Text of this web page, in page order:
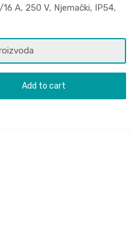
A, 250 V, Njemački, IP54,
Add to cart